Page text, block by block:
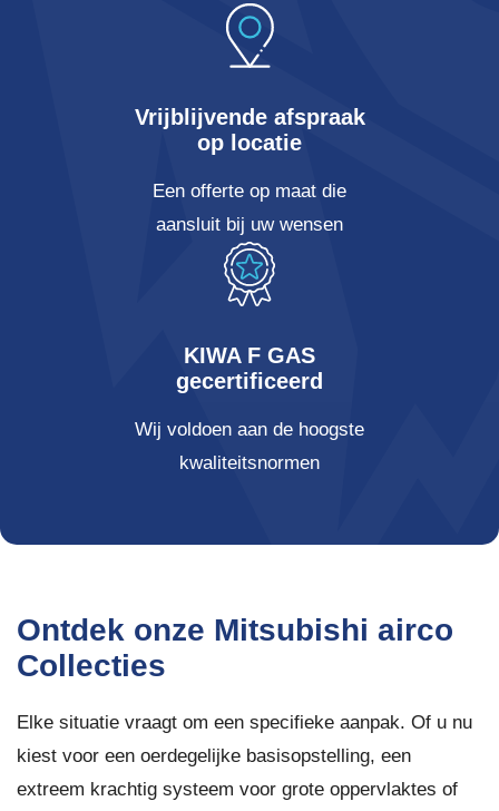
Vrijblijvende afspraak
op locatie
Een offerte op maat die
aansluit bij uw wensen
KIWA F GAS
gecertificeerd
Wij voldoen aan de hoogste
kwaliteitsnormen
Ontdek onze Mitsubishi airco
Collecties
Elke situatie vraagt om een specifieke aanpak. Of u nu
kiest voor een oerdegelijke basisopstelling, een
extreem krachtig systeem voor grote oppervlaktes of